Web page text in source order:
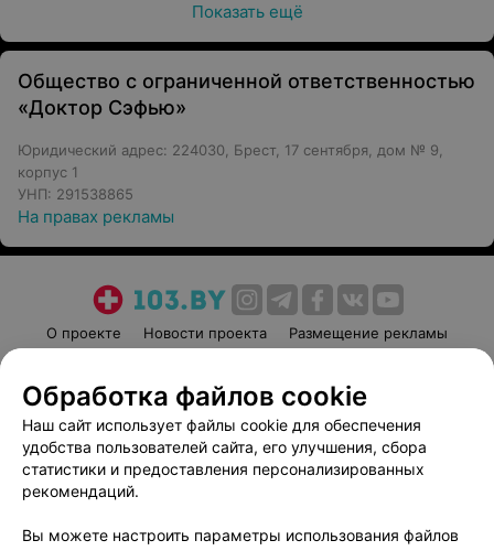
Показать ещё
Общество с ограниченной ответственностью
«Доктор Сэфью»
Юридический адрес: 224030, Брест, 17 сентября, дом № 9,
корпус 1
УНП: 291538865
На правах рекламы
О проекте Новости проекта
Размещение рекламы
Пользовательское соглашение
Способы оплаты
Вакансии
Партнеры
Написать руководителю 103.by
Обработка файлов cookie
Наш сайт использует файлы cookie для обеспечения
удобства пользователей сайта, его улучшения, сбора
статистики и предоставления персонализированных
рекомендаций.
Вы можете настроить параметры использования файлов